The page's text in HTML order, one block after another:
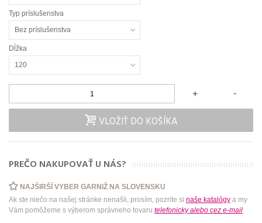
Typ príslušenstva
Bez príslušenstva
Dĺžka
120
-
+
VLOŽIŤ DO KOŠÍKA
PREČO NAKUPOVAŤ U NÁS?
NAJŠIRŠÍ VYBER GARNIŽ NA SLOVENSKU
Ak ste niečo na našej stránke nenašli, prosím, pozrite si naše katalógy a my
Vám pomôžeme s výberom správneho tovaru telefonicky alebo cez e-mail